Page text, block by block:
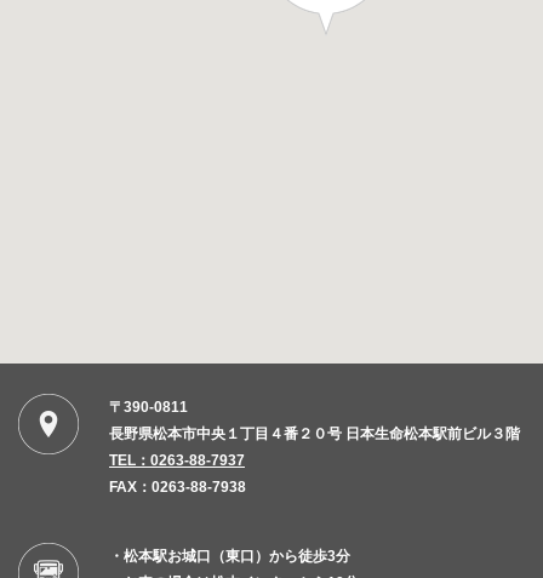
〒390-0811
長野県松本市中央１丁目４番２０号 日本生命松本駅前ビル３階​​
TEL：0263-88-7937
FAX：0263-88-7938
・松本駅お城口（東口）から徒歩3分